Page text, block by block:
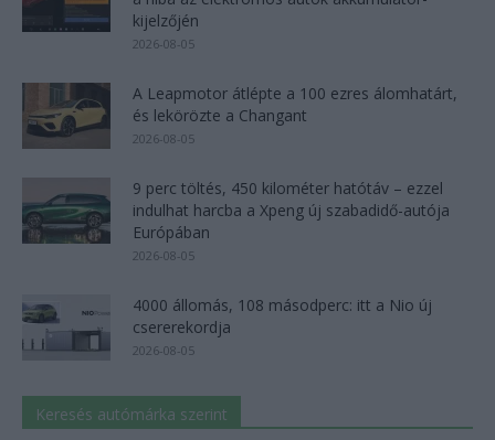
kijelzőjén
2026-08-05
A Leapmotor átlépte a 100 ezres álomhatárt,
és lekörözte a Changant
2026-08-05
9 perc töltés, 450 kilométer hatótáv – ezzel
indulhat harcba a Xpeng új szabadidő-autója
Európában
2026-08-05
4000 állomás, 108 másodperc: itt a Nio új
csererekordja
2026-08-05
Keresés autómárka szerint